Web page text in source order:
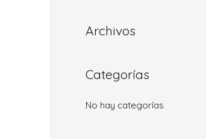
:Archivos
Categorías
No hay categorías